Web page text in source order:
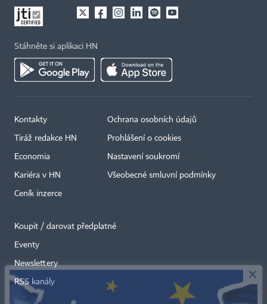
Stáhněte si aplikaci HN
Kontakty
Tiráž redakce HN
Economia
Kariéra v HN
Ceník inzerce
Ochrana osobních údajů
Prohlášení o cookies
Nastavení soukromí
Všeobecné smluvní podmínky
Koupit / darovat předplatné
Eventy
Newslettery
RSS kanály